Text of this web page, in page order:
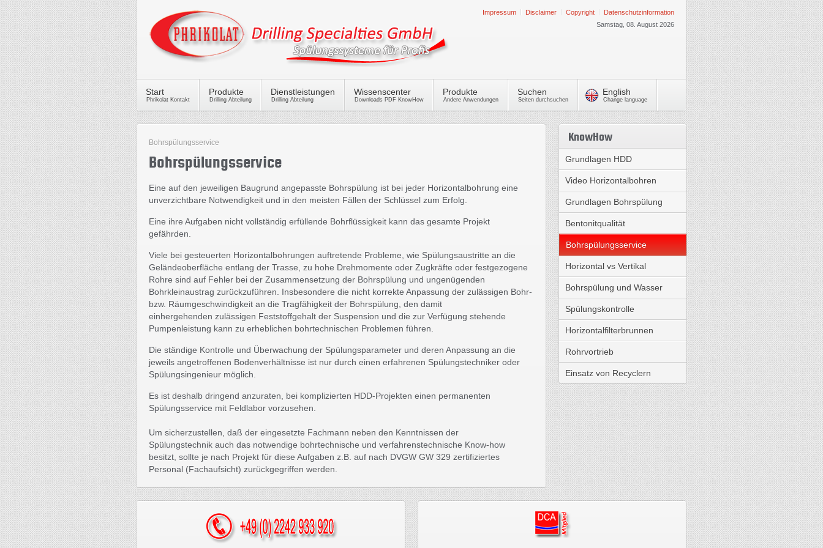
Impressum Disclaimer Copyright
Datenschutzinformation
Samstag, 08. August 2026
Start
Phrikolat Kontakt
Produkte
Drilling Abteilung
Dienstleistungen
Drilling Abteilung
Wissenscenter
Downloads PDF KnowHow
Produkte
Andere Anwendungen
Suchen
Seiten durchsuchen
English
Change language
Bohrspülungsservice
Bohrspülungsservice
Eine auf den jeweiligen Baugrund angepasste Bohrspülung ist bei jeder Horizontalbohrung eine
unverzichtbare Notwendigkeit und in den meisten Fällen der Schlüssel zum Erfolg.
Eine ihre Aufgaben nicht vollständig erfüllende Bohrflüssigkeit kann das gesamte Projekt
gefährden.
Viele bei gesteuerten Horizontalbohrungen auftretende Probleme, wie Spülungsaustritte an die
Geländeoberfläche entlang der Trasse, zu hohe Drehmomente oder Zugkräfte oder festgezogene
Rohre sind auf Fehler bei der Zusammensetzung der Bohrspülung und ungenügenden
Bohrkleinaustrag zurückzuführen. Insbesondere die nicht korrekte Anpassung der zulässigen Bohr-
bzw. Räumgeschwindigkeit an die Tragfähigkeit der Bohrspülung, den damit
einhergehenden zulässigen Feststoffgehalt der Suspension und die zur Verfügung stehende
Pumpenleistung kann zu erheblichen bohrtechnischen Problemen führen.
Die ständige Kontrolle und Überwachung der Spülungsparameter und deren Anpassung an die
jeweils angetroffenen Bodenverhältnisse ist nur durch einen erfahrenen Spülungstechniker oder
Spülungsingenieur möglich.
Es ist deshalb dringend anzuraten, bei komplizierten HDD-Projekten einen permanenten
Spülungsservice mit Feldlabor vorzusehen.
Um sicherzustellen, daß der eingesetzte Fachmann neben den Kenntnissen der
Spülungstechnik auch das notwendige bohrtechnische und verfahrenstechnische Know-how
besitzt, sollte je nach Projekt für diese Aufgaben z.B. auf nach DVGW GW 329 zertifiziertes
Personal (Fachaufsicht) zurückgegriffen werden.
KnowHow
Grundlagen HDD
Video Horizontalbohren
Grundlagen Bohrspülung
Bentonitqualität
Bohrspülungsservice
Horizontal vs Vertikal
Bohrspülung und Wasser
Spülungskontrolle
Horizontalfilterbrunnen
Rohrvortrieb
Einsatz von Recyclern